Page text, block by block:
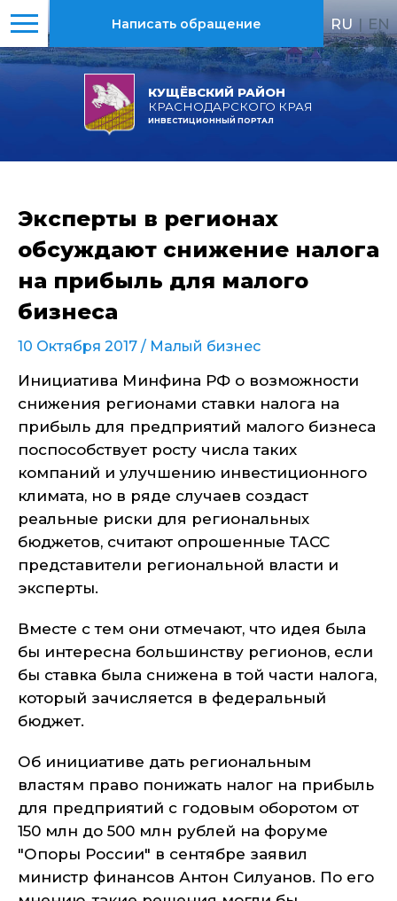
КУЩЁВСКИЙ РАЙОН
КРАСНОДАРСКОГО КРАЯ
ИНВЕСТИЦИОННЫЙ ПОРТАЛ
Написать обращение RU | EN
Эксперты в регионах
обсуждают снижение налога
на прибыль для малого
бизнеса
10 Октября 2017 / Малый бизнес
Инициатива Минфина РФ о возможности
снижения регионами ставки налога на
прибыль для предприятий малого бизнеса
поспособствует росту числа таких
компаний и улучшению инвестиционного
климата, но в ряде случаев создаст
реальные риски для региональных
бюджетов, считают опрошенные ТАСС
представители региональной власти и
эксперты.
Вместе с тем они отмечают, что идея была
бы интересна большинству регионов, если
бы ставка была снижена в той части налога,
который зачисляется в федеральный
бюджет.
Об инициативе дать региональным
властям право понижать налог на прибыль
для предприятий с годовым оборотом от
150 млн до 500 млн рублей на форуме
"Опоры России" в сентябре заявил
министр финансов Антон Силуанов. По его